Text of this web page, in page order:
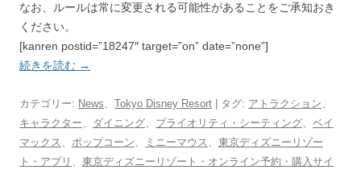
なお、ルールは常に変更される可能性があることをご承知おき
ください。
[kanren postid=”18247″ target=”on” date=”none”]
続きを読む →
カテゴリー: News、 Tokyo Disney Resort | タグ: アトラクション、
キャラクター、 ダイニング、 プライオリティ・シーティング、 ベイ
マックス 、 ポップコーン、 ミニーマウス 、 東京ディズニーリゾー
ト・アプリ 、 東京ディズニーリゾート・オンライン予約・購入サイ